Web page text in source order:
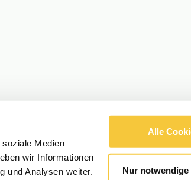
Medien
wir Informationen
und Analysen weiter.
Alle
Nur